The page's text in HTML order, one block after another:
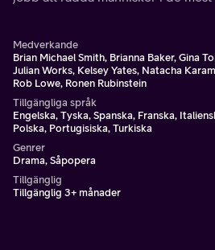
Medverkande
Brian Michael Smith, Brianna Baker, Gina
Julian Works, Kelsey Yates, Natacha
Rob Lowe, Ronen Rubinstein
Tillgängliga språk
Engelska, Tyska, Spanska, Franska,
Polska, Portugisiska, Turkiska
Genrer
Drama, Såpopera
Tillgänglig
Tillgänglig 3+ månader